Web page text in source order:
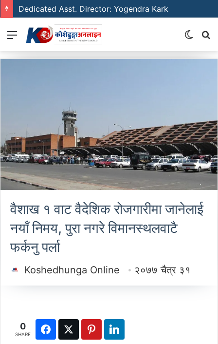
Dedicated Asst. Director: Yogendra Kark
Menu
Switch
वैशाख १ वाट वैदेशिक रोजगारीमा जानेलाई
नयाँ निमय, पुरा नगरे विमानस्थलवाटै
फर्कनु पर्ला
Koshedhunga Online २०७७ चैत्र ३१
0
SHARE